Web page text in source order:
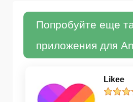
Попробуйте еще
приложения для
Likee